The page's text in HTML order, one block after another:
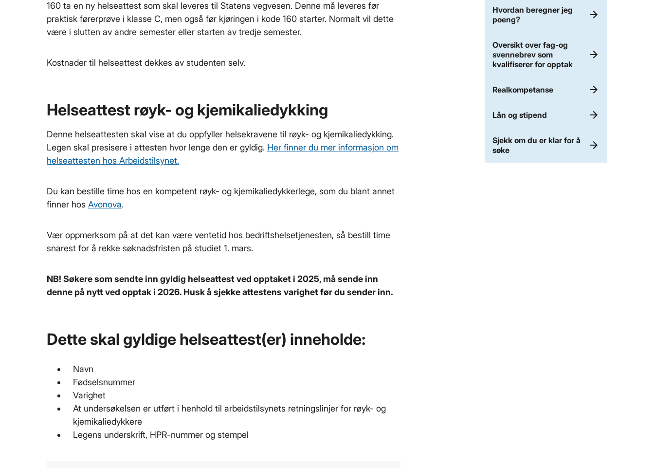
160 ta en ny helseattest som skal leveres til Statens vegvesen. Denne må leveres før
praktisk førerprøve i klasse C, men også før kjøringen i kode 160 starter. Normalt vil dette
være i slutten av andre semester eller starten av tredje semester.
Kostnader til helseattest dekkes av studenten selv.
Helseattest røyk- og kjemikaliedykking
Denne helseattesten skal vise at du oppfyller helsekravene til røyk- og kjemikaliedykking.
Legen skal presisere i attesten hvor lenge den er gyldig. Her finner du mer informasjon om
helseattesten hos Arbeidstilsynet.
Du kan bestille time hos en kompetent røyk- og kjemikaliedykkerlege, som du blant annet
finner hos Avonova.
Vær oppmerksom på at det kan være ventetid hos bedriftshelsetjenesten, så bestill time
snarest for å rekke søknadsfristen på studiet 1. mars.
NB! Søkere som sendte inn gyldig helseattest ved opptaket i 2025, må sende inn
denne på nytt ved opptak i 2026. Husk å sjekke attestens varighet før du sender inn.
Dette skal gyldige helseattest(er) inneholde:
Navn
Fødselsnummer
Varighet
At undersøkelsen er utført i henhold til arbeidstilsynets retningslinjer for røyk- og
kjemikaliedykkere
Legens underskrift, HPR-nummer og stempel
Hvordan beregner jeg
poeng?
Oversikt over fag-og
svennebrev som
kvalifiserer for opptak
Realkompetanse
Lån og stipend
Sjekk om du er klar for å
søke